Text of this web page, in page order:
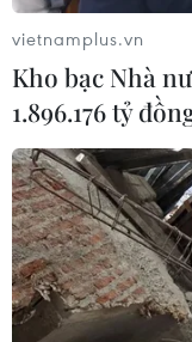
Chủ động ứng phó
đổi khí hậu trong
mới
05/08/2026 14:57
vietnamplus.vn
Kho bạc Nhà
1.896.176 tỷ